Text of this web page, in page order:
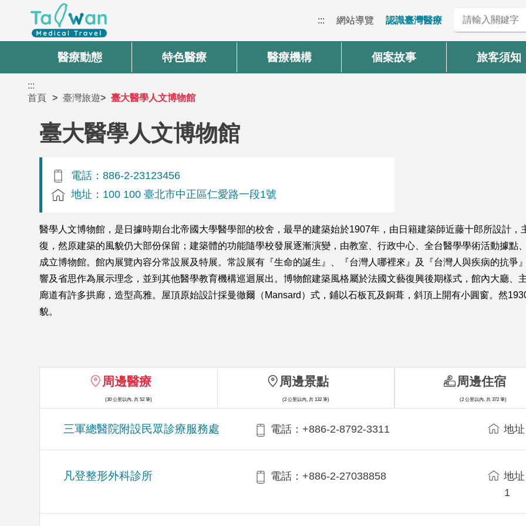
::: 網站導覽 認識臺灣醫療
醫療動態 特色醫療 醫療機構 個案故事 旅客須知
:::
首頁
臺灣旅遊 臺大醫學人文博物館
臺大醫學人文博物館
電話：886-2-23123456
地址：100 100 臺北市中正區仁愛路一段1號
醫學人文博物館，是日據時期台北帝國大學醫學部的校舍，最早的建築始於1907年，由日籍建築師近藤十郎所設計
復，然原建築的風貌仍大部份保留；建築體的功能隨學校發展逐漸演變，由教室、行政中心、全台醫學學術活動據點
成立博物館。館內展覽內容分常設展及特展。常設展有『生命的誕生』、『台灣人哪裡來』及『台灣人與疾病的抗爭
響及省思作為展示理念，並到其他醫學教育機構巡迴展出。博物館建築風格屬於法國文藝復興後期樣式，館內大廳、
廊道有許多拱廊，造型高雅。屋頂原始設計採曼徹爾（Mansard）式，鋪以石板瓦及銅葺，斜頂上開有小圓窗。然
貌。
周邊醫療
(30 公里以內, 共 52 筆)
三軍總醫院附設民眾診療服務處 電話：+886-2-8792-3311 地
凡登整形外科診所 電話：+886-2-27038858
地
1
周邊景點
(2 公里以內, 共 132 筆)
周邊住宿
(2 公里以內, 共 372 筆)